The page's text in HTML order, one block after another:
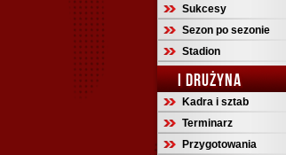
Sukcesy
Sezon po sezonie
Stadion
I DRUŻYNA
Kadra i sztab
Terminarz
Przygotowania